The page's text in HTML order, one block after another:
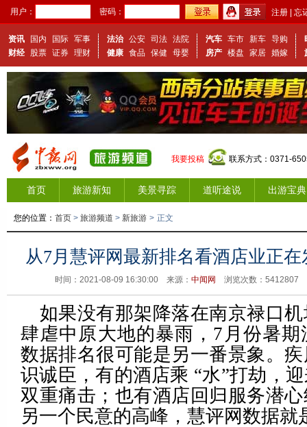
用户： 密码： 注册 忘
资讯 国内 国际 军事
财经
股票 证券 理财
法治 公安 司法 法院
健康 食品 保健 母婴
汽车 车市 新车 导购
房产 楼盘 家居 婚嫁
我要投稿 联系方式：0371-
首页 旅游新知 美景寻踪 道听途说 出游宝典
您的位置： 首页 > 旅游频道 > 新旅游 > 正文
从7月慧评网最新排名看酒店业正
时间：2021-08-09 16:30:00 来源： 中闻网 浏览次数： 5412807
如果没有那架降落在南京禄口
肆虐中原大地的暴雨，7月份暑
数据排名很可能是另一番景象。
识诚臣，有的酒店乘 “水”打劫，
双重痛击；也有酒店回归服务潜
另一个民意的高峰，慧评网数据就